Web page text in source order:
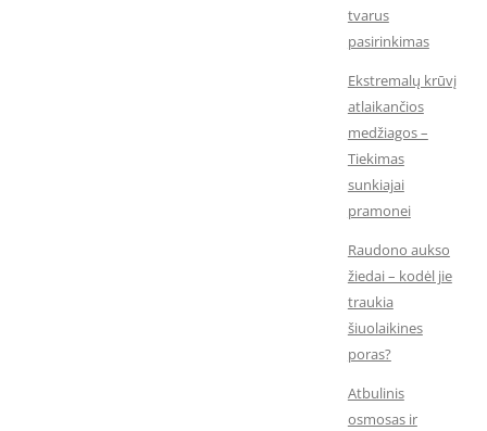
tvarus
pasirinkimas
Ekstremalų krūvį
atlaikančios
medžiagos –
Tiekimas
sunkiajai
pramonei
Raudono aukso
žiedai – kodėl jie
traukia
šiuolaikines
poras?
Atbulinis
osmosas ir